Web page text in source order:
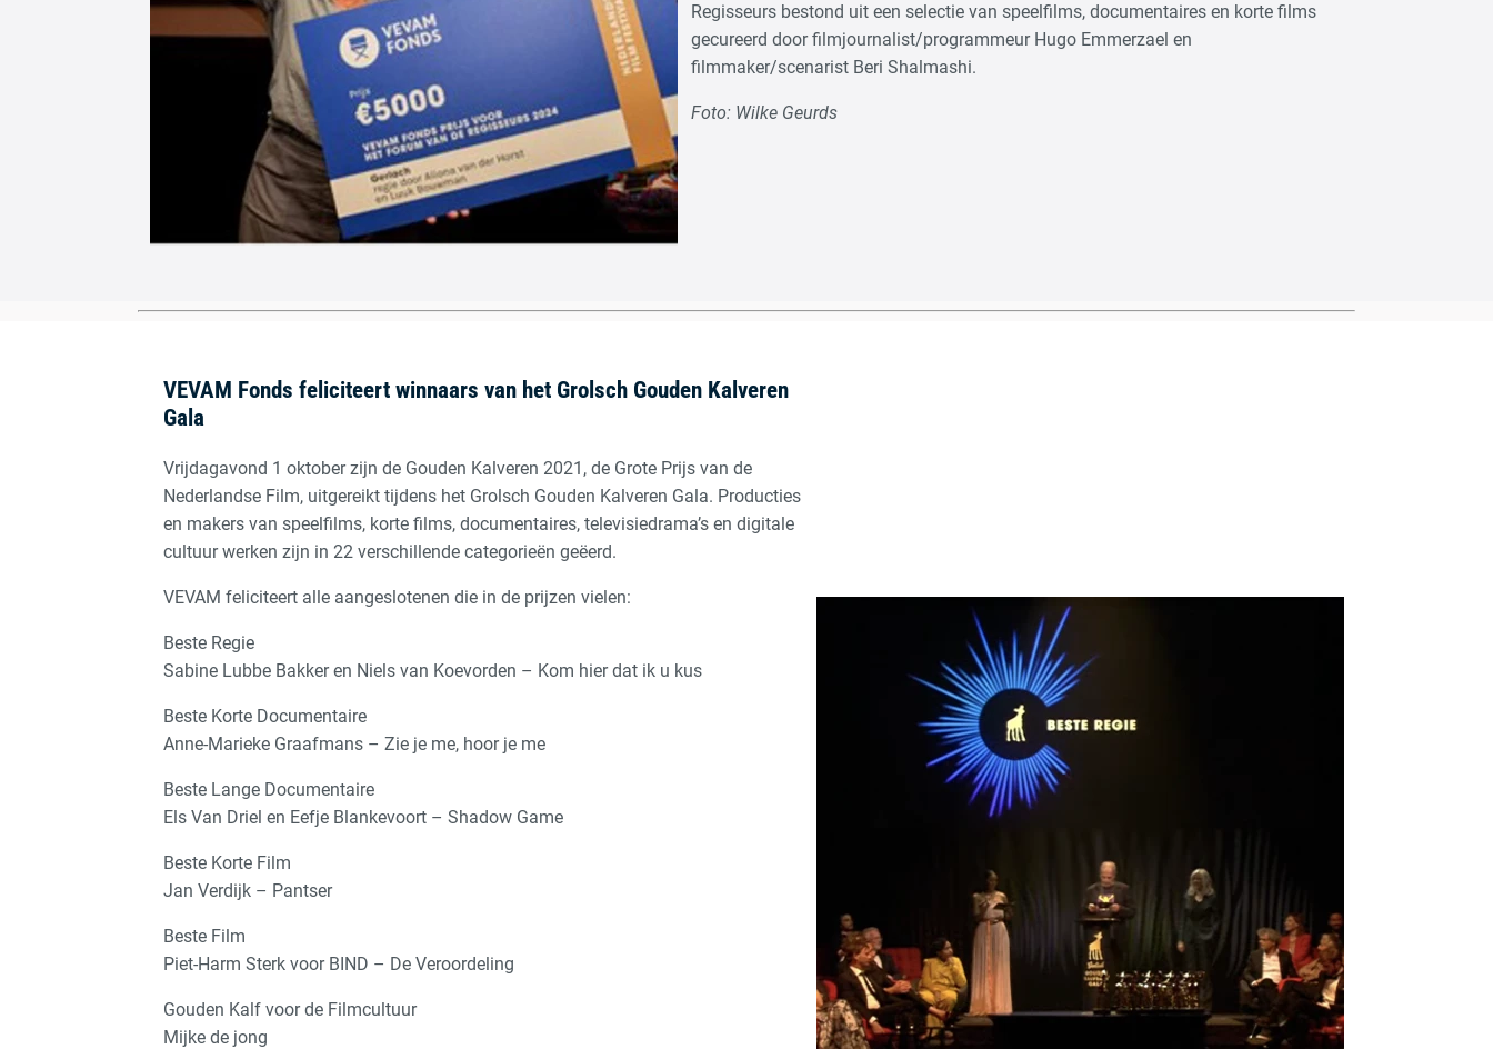
Regisseurs bestond uit een selectie van speelfilms, documentaires en korte films
gecureerd door filmjournalist/programmeur Hugo Emmerzael en
filmmaker/scenarist Beri Shalmashi.
Foto: Wilke Geurds
VEVAM Fonds feliciteert winnaars van het Grolsch Gouden Kalveren
Gala
Vrijdagavond 1 oktober zijn de Gouden Kalveren 2021, de Grote Prijs van de
Nederlandse Film, uitgereikt tijdens het Grolsch Gouden Kalveren Gala. Producties
en makers van speelfilms, korte films, documentaires, televisiedrama’s en digitale
cultuur werken zijn in 22 verschillende categorieën geëerd.
VEVAM feliciteert alle aangeslotenen die in de prijzen vielen:
Beste Regie
Sabine Lubbe Bakker en Niels van Koevorden – Kom hier dat ik u kus
Beste Korte Documentaire
Anne-Marieke Graafmans – Zie je me, hoor je me
Beste Lange Documentaire
Els Van Driel en Eefje Blankevoort – Shadow Game
Beste Korte Film
Jan Verdijk – Pantser
Beste Film
Piet-Harm Sterk voor BIND – De Veroordeling
Gouden Kalf voor de Filmcultuur
Mijke de jong